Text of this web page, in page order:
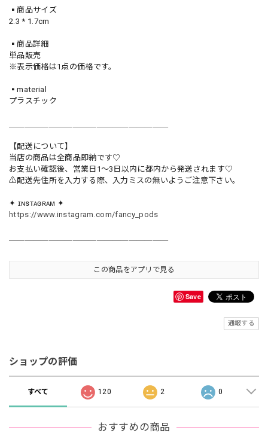
▪️商品サイズ
2.3 * 1.7cm
▪️商品詳細
単品販売
※表示価格は1点の価格です。
▪️material
プラスチック
【配送について】
当店の商品は全商品即納です♡︎
お支払い確認後、営業日1〜3日以内に都内から発送されます♡
⚠︎配送先住所を入力する際、入力ミスの無いようご注意下さい。
✦ ɪɴsᴛᴀɢʀᴀᴍ ✦
https://www.instagram.com/fancy_pods
この商品をアプリで見る
Save
通報する
ショップの評価
すべて 120 2 0
おすすめの商品